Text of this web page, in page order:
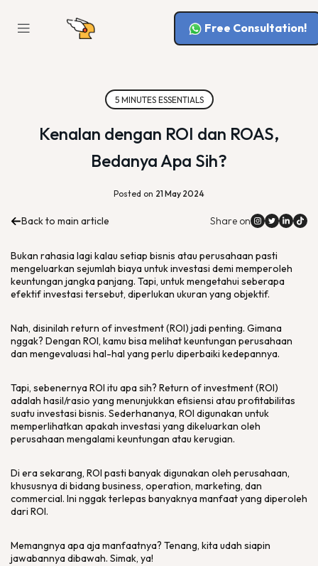
Free Consultation!
5 MINUTES ESSENTIALS
Kenalan dengan ROI dan ROAS,
Bedanya Apa Sih?
Posted on 21 May 2024
Back to main article Share on
Bukan rahasia lagi kalau setiap bisnis atau perusahaan pasti
mengeluarkan sejumlah biaya untuk investasi demi memperoleh
keuntungan jangka panjang. Tapi, untuk mengetahui seberapa
efektif investasi tersebut, diperlukan ukuran yang objektif.
Nah, disinilah return of investment(ROI) jadi penting. Gimana
nggak? Dengan ROI, kamu bisa melihat keuntungan perusahaan
dan mengevaluasi hal-hal yang perlu diperbaiki kedepannya.
Tapi, sebenernya ROI itu apa sih? Return of investment(ROI)
adalah hasil/rasio yang menunjukkan efisiensi atau profitabilitas
suatu investasi bisnis. Sederhananya, ROI digunakan untuk
memperlihatkan apakah investasi yang dikeluarkan oleh
perusahaan mengalami keuntungan atau kerugian.
Di era sekarang, ROI pasti banyak digunakan oleh perusahaan,
khususnya di bidang business, operation, marketing, dan
commercial. Ini nggak terlepas banyaknya manfaat yang diperoleh
dari ROI.
Memangnya apa aja manfaatnya? Tenang, kita udah siapin
jawabannya dibawah. Simak, ya!